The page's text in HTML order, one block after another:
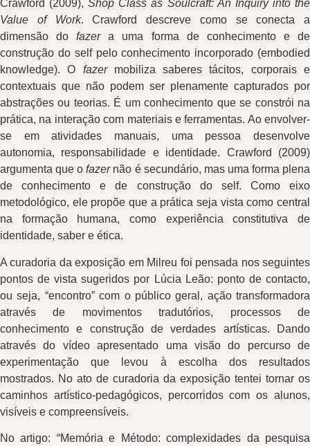
Crawford (2009),Shop Class as Soulcraft: An Inquiry into the
Value of Work. Crawford descreve como se conecta a
dimensão dofazera uma forma de conhecimento e de
construção do self pelo conhecimento incorporado (embodied
knowledge). O fazermobiliza saberes tácitos, corporais e
contextuais que não podem ser plenamente capturados por
abstrações ou teorias. É um conhecimento que se constrói na
prática, na interação com materiais e ferramentas. Ao envolver-
se em atividades manuais, uma pessoa desenvolve
autonomia, responsabilidade e identidade. Crawford (2009)
argumenta que ofazernão é secundário, mas uma forma plena
de conhecimento e de construção do self. Como eixo
metodológico, ele propõe que a prática seja vista como central
na formação humana, como experiência constitutiva de
identidade, saber e ética.
A curadoria da exposição em Milreu foi pensada nos seguintes
pontos de vista sugeridos por Lúcia Leão: ponto de contacto,
ou seja, “encontro” com o público geral, ação transformadora
através de movimentos tradutórios, processos de
conhecimento e construção de verdades artísticas. Dando
através do vídeo apresentado uma visão do percurso de
experimentação que levou à escolha dos resultados
mostrados. No ato de curadoria da exposição tentei tornar os
caminhos artístico-pedagógicos, percorridos com os alunos,
visíveis e compreensíveis.
No artigo: “Memória e Método: complexidades da pesquisa